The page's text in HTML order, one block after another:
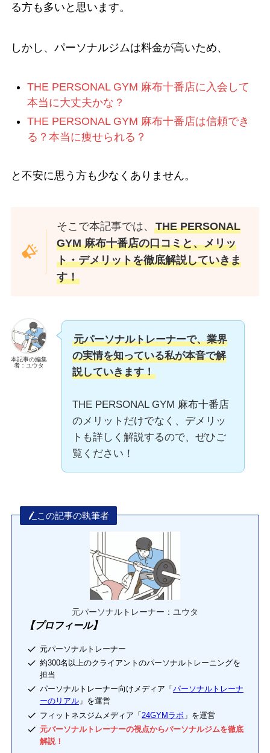
る方も多いと思います。
しかし、パーソナルジムは料金が高いため、
THE PERSONAL GYM 麻布十番店に入会して
本当に大丈夫かな？
THE PERSONAL GYM 麻布十番店は信頼でき
る？本当に痩せられる？
と不安に思う方も少なくありません。
そこで本記事では、THE PERSONAL
GYM 麻布十番店の口コミと、メリッ
ト・デメリットを徹底解説していきま
す！
本記事の編集
者：ユウタ
元パーソナルトレーナーで、業界
の実情を知っている私が本音で解
説していきます！
THE PERSONAL GYM 麻布十番店
のメリットだけでなく、デメリッ
トも詳しく解説するので、ぜひご
覧ください！
この記事の執筆者
元パーソナルトレーナー：ユウタ
【プロフィール】
元パーソナルトレーナー
約300名以上のクライアントのパーソナルトレーニングを
担当
パーソナルトレーナー向けメディア「 パーソナルトレーナ
ーのリアル」を運営
フィットネスジムメディア「24GYMラボ 」を運営
元パーソナルトレーナーの視点からパーソナルジムを徹底
解説！